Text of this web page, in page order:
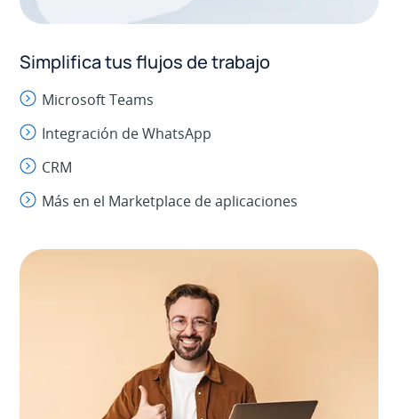
Simplifica tus flujos de trabajo
Microsoft Teams
Integración de WhatsApp
CRM
Más en el Marketplace de aplicaciones